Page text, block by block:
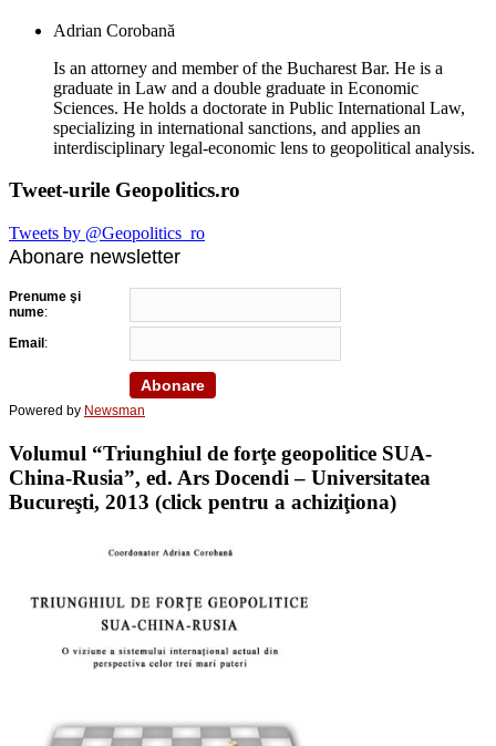
Adrian Corobană
Is an attorney and member of the Bucharest Bar. He is a
graduate in Law and a double graduate in Economic
Sciences. He holds a doctorate in Public International Law,
specializing in international sanctions, and applies an
interdisciplinary legal-economic lens to geopolitical analysis.
Tweet-urile Geopolitics.ro
Tweets by @Geopolitics_ro
Abonare newsletter
Prenume şi
nume:
Email :
Powered by Newsman
Volumul “Triunghiul de forţe geopolitice SUA-
China-Rusia”, ed. Ars Docendi – Universitatea
Bucureşti, 2013 (click pentru a achiziţiona)